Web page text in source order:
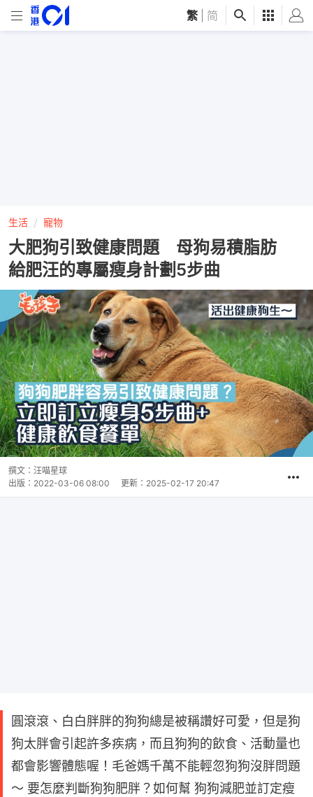
繁 简
生活 寵物
大肥狗引致健康問題 母狗易積脂肪
給肥汪的專屬瘦身計劃5步曲
撰文： 汪喵星球
出版： 2022-03-06 08:00 更新： 2025-02-17 20:47
圓滾滾、白白胖胖的狗狗總是被稱讚好可愛，但是狗
狗太胖會引起許多疾病，而且狗狗的飲食、活動量也
都會影響體態喔！毛爸媽千萬不能輕忽狗狗沒胖問題
～ 要怎麼判斷狗狗肥胖？如何幫 狗狗減肥並訂定瘦